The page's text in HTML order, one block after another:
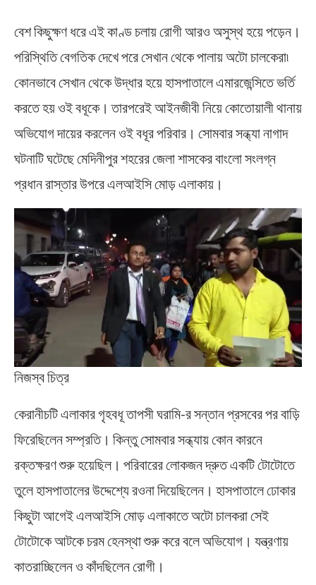
বেশ কিছুক্ষণ ধরে এই কাণ্ড চলায় রোগী আরও অসুস্থ হয়ে পড়েন।
পরিস্থিতি বেগতিক দেখে পরে সেখান থেকে পালায় অটো চালকেরা৷
কোনভাবে সেখান থেকে উদ্ধার হয়ে হাসপাতালে এমারজেন্সিতে ভর্তি
করতে হয় ওই বধূকে। তারপরেই আইনজীবী নিয়ে কোতোয়ালী থানায়
অভিযোগ দায়ের করলেন ওই বধূর পরিবার। সোমবার সন্ধ্যা নাগাদ
ঘটনাটি ঘটেছে মেদিনীপুর শহরের জেলা শাসকের বাংলো সংলগ্ন
প্রধান রাস্তার উপরে এলআইসি মোড় এলাকায়।
নিজস্ব চিত্র
কেরানীচটি এলাকার গৃহবধূ তাপসী ঘরামি-র সন্তান প্রসবের পর বাড়ি
ফিরেছিলেন সম্প্রতি। কিন্তু সোমবার সন্ধ্যায় কোন কারনে
রক্তক্ষরণ শুরু হয়েছিল। পরিবারের লোকজন দ্রুত একটি টোটোতে
তুলে হাসপাতালের উদ্দেশ্যে রওনা দিয়েছিলেন। হাসপাতালে ঢোকার
কিছুটা আগেই এলআইসি মোড় এলাকাতে অটো চালকরা সেই
টোটোকে আটকে চরম হেনস্থা শুরু করে বলে অভিযোগ। যন্ত্রণায়
কাতরাচ্ছিলেন ও কাঁদছিলেন রোগী।